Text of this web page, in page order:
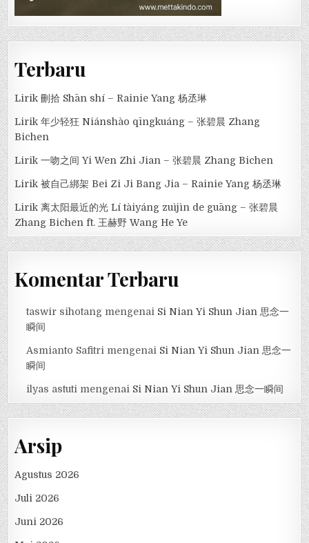
Terbaru
Lirik 刪拾 Shān shí – Rainie Yang 杨丞琳
Lirik 年少轻狂 Niánshào qīngkuáng – 张碧晨 Zhang
Bichen
Lirik 一吻之间 Yi Wen Zhi Jian – 张碧晨 Zhang Bichen
Lirik 被自己綁架 Bei Zi Ji Bang Jia – Rainie Yang 杨丞琳
Lirik 离太阳最近的光 Lí tàiyáng zuìjìn de guāng – 张碧晨
Zhang Bichen ft. 王赫野 Wang He Ye
Komentar Terbaru
taswir sihotang mengenai Si Nian Yi Shun Jian 思念一
瞬间
Asmianto Safitri mengenai Si Nian Yi Shun Jian 思念一
瞬间
ilyas astuti mengenai Si Nian Yi Shun Jian 思念一瞬间
Arsip
Agustus 2026
Juli 2026
Juni 2026